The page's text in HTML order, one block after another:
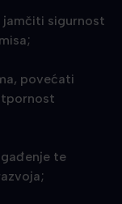
sigurnost
povećati
te